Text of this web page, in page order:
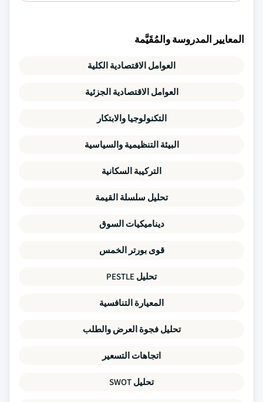
المعايير المدروسة والمُقَيَّمة
العوامل الاقتصادية الكلية
العوامل الاقتصادية الجزئية
التكنولوجيا والابتكار
البيئة التنظيمية والسياسية
التركيبة السكانية
تحليل سلسلة القيمة
ديناميكيات السوق
قوى بورتر الخمس
تحليل PESTLE
المعيارة التنافسية
تحليل فجوة العرض والطلب
اتجاهات التسعير
تحليل SWOT